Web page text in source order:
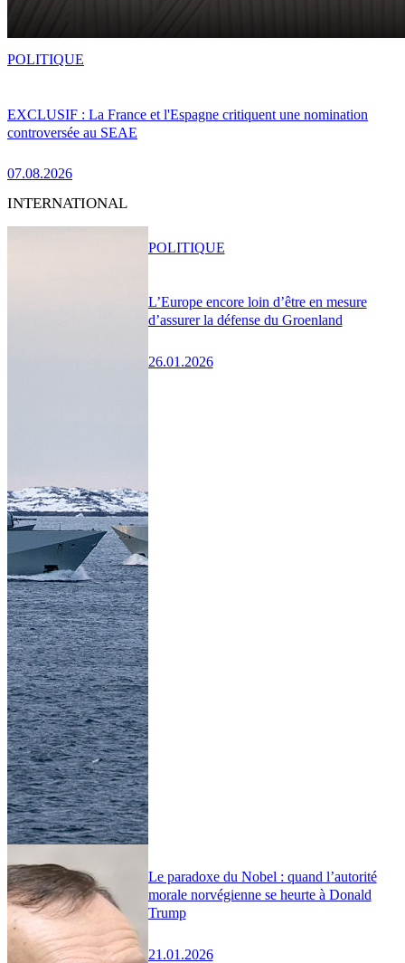
EXCLUSIF : La France et l'Espagne critiquent une nomination
controversée au SEAE
07.08.2026
POLITIQUE
INTERNATIONAL
L’Europe encore loin d’être en mesure
d’assurer la défense du Groenland
26.01.2026
POLITIQUE
Le paradoxe du Nobel : quand l’autorité
morale norvégienne se heurte à Donald
Trump
21.01.2026